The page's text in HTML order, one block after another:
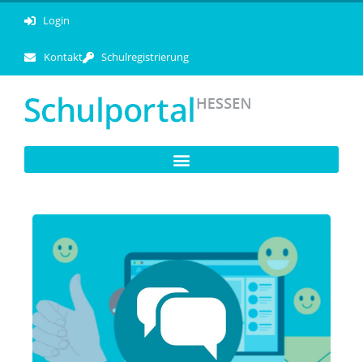
Login
Kontakt Schulregistrierung